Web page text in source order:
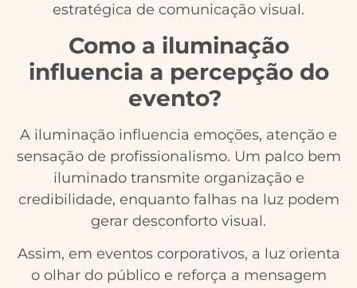
estratégica de comunicação visual.
Como a iluminação
influencia a percepção do
evento?
A iluminação influencia emoções, atenção e
sensação de profissionalismo. Um palco bem
iluminado transmite organização e
credibilidade, enquanto falhas na luz podem
gerar desconforto visual.
Assim, em eventos corporativos, a luz orienta
o olhar do público e reforça a mensagem